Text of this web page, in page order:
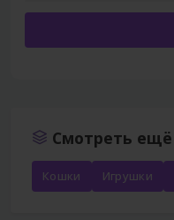
Смотреть ещё
Кошки Игрушки